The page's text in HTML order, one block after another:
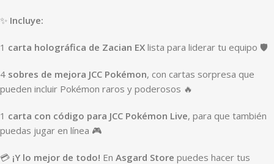
✨ Incluye:
1 carta holográfica de Zacian EX lista para liderar tu equipo 🛡️
4 sobres de mejora JCC Pokémon, con cartas sorpresa que
pueden incluir Pokémon raros y poderosos 🔥
1 carta con código para JCC Pokémon Live, para que también
puedas jugar en línea 🎮
💳 ¡Y lo mejor de todo! En Asgard Store puedes hacer tus